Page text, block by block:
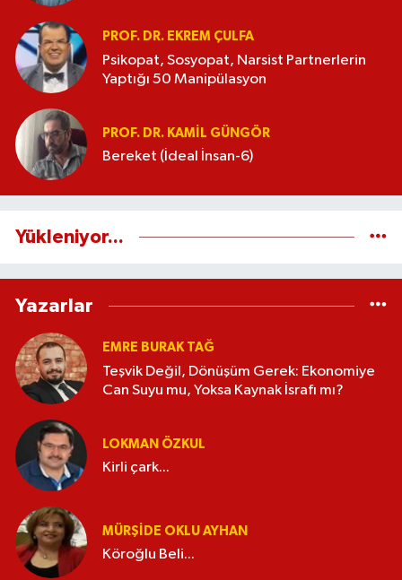
PROF. DR. EKREM ÇULFA
Psikopat, Sosyopat, Narsist Partnerlerin
Yaptığı 50 Manipülasyon
PROF. DR. KAMIL GÜNGÖR
Bereket (İdeal İnsan-6)
Yükleniyor...
Yazarlar
EMRE BURAK TAĞ
Teşvik Değil, Dönüşüm Gerek: Ekonomiye
Can Suyu mu, Yoksa Kaynak İsrafı mı?
LOKMAN ÖZKUL
Kirli çark...
MÜRŞIDE OKLU AYHAN
Köroğlu Beli...